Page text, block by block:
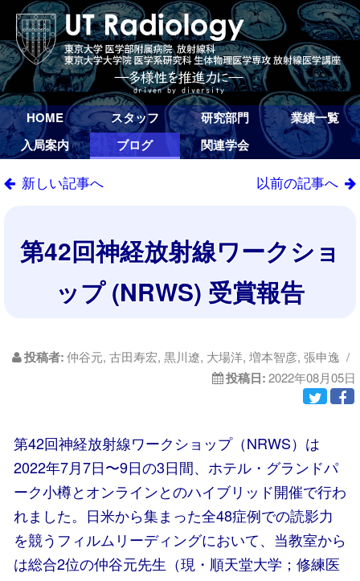
HOME スタッフ 研究部門
業績一覧
入局案内
ブログ 関連学会
新しい記事へ 以前の記事へ
第42回神経放射線ワークショ
ップ (NRWS) 受賞報告
投稿者:仲谷元, 古田寿宏, 黒川遼, 大場洋, 増本智彦, 張申逸 /
投稿日:2022年08月05日
第42回神経放射線ワークショップ（NRWS）は
2022年7月7日〜9日の3日間、ホテル・グランドパ
ーク小樽とオンラインとのハイブリッド開催で行わ
れました。日米から集まった全48症例での読影力
を競うフィルムリーディングにおいて、当教室から
は総合2位の仲谷元先生（現・順天堂大学；修練医